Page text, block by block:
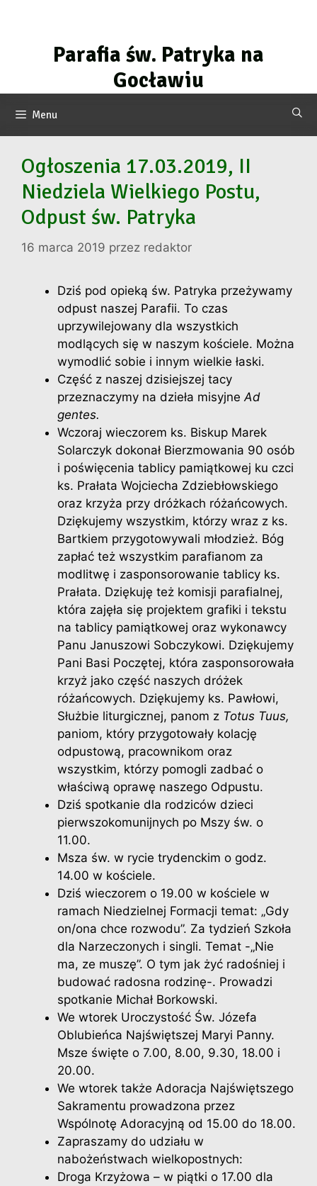
Parafia św. Patryka na
Gocławiu
Menu
Ogłoszenia 17.03.2019, II
Niedziela Wielkiego Postu,
Odpust św. Patryka
16 marca 2019 przez redaktor
Dziś pod opieką św. Patryka przeżywamy
odpust naszej Parafii. To czas
uprzywilejowany dla wszystkich
modlących się w naszym kościele. Można
wymodlić sobie i innym wielkie łaski.
Część z naszej dzisiejszej tacy
przeznaczymy na dzieła misyjne Ad
gentes.
Wczoraj wieczorem ks. Biskup Marek
Solarczyk dokonał Bierzmowania 90 osób
i poświęcenia tablicy pamiątkowej ku czci
ks. Prałata Wojciecha Zdziebłowskiego
oraz krzyża przy dróżkach różańcowych.
Dziękujemy wszystkim, którzy wraz z ks.
Bartkiem przygotowywali młodzież. Bóg
zapłać też wszystkim parafianom za
modlitwę i zasponsorowanie tablicy ks.
Prałata. Dziękuję też komisji parafialnej,
która zajęła się projektem grafiki i tekstu
na tablicy pamiątkowej oraz wykonawcy
Panu Januszowi Sobczykowi. Dziękujemy
Pani Basi Poczętej, która zasponsorowała
krzyż jako część naszych dróżek
różańcowych. Dziękujemy ks. Pawłowi,
Służbie liturgicznej, panom z Totus Tuus,
paniom, który przygotowały kolację
odpustową, pracownikom oraz
wszystkim, którzy pomogli zadbać o
właściwą oprawę naszego Odpustu.
Dziś spotkanie dla rodziców dzieci
pierwszokomunijnych po Mszy św. o
11.00.
Msza św. w rycie trydenckim o godz.
14.00 w kościele.
Dziś wieczorem o 19.00 w kościele w
ramach Niedzielnej Formacji temat: „Gdy
on/ona chce rozwodu”. Za tydzień Szkoła
dla Narzeczonych i singli. Temat -„Nie
ma, ze muszę”. O tym jak żyć radośniej i
budować radosna rodzinę-. Prowadzi
spotkanie Michał Borkowski.
We wtorek Uroczystość Św. Józefa
Oblubieńca Najświętszej Maryi Panny.
Msze święte o 7.00, 8.00, 9.30, 18.00 i
20.00.
We wtorek także Adoracja Najświętszego
Sakramentu prowadzona przez
Wspólnotę Adoracyjną od 15.00 do 18.00.
Zapraszamy do udziału w
nabożeństwach wielkopostnych:
Droga Krzyżowa – w piątki o 17.00 dla